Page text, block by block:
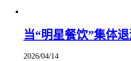
当“明星餐饮”集体
2026/04/14